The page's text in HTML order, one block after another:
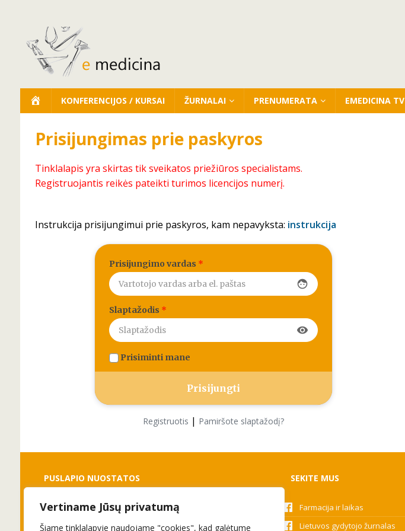
Vertiname Jūsų privatumą
Šiame tinklalapyje naudojame "cookies", kad galėtume
KONFERENCIJOS / KURSAI ŽURNALAI PRENUMERATA EMEDICINA TV
Prisijungimas prie paskyros
Tinklalapis yra skirtas tik sveikatos priežiūros specialistams.
Registruojantis reikės pateikti turimos licencijos numerį.
Instrukcija prisijungimui prie paskyros, kam nepavyksta: instrukcija
Prisijungimo vardas *
face
Slaptažodis *
visibility
Prisiminti mane
Registruotis | Pamiršote slaptažodį?
PUSLAPIO NUOSTATOS
Slapukai
Privatumo politika
SEKITE MUS
Farmacija ir laikas
Lietuvos gydytojo žurnalas